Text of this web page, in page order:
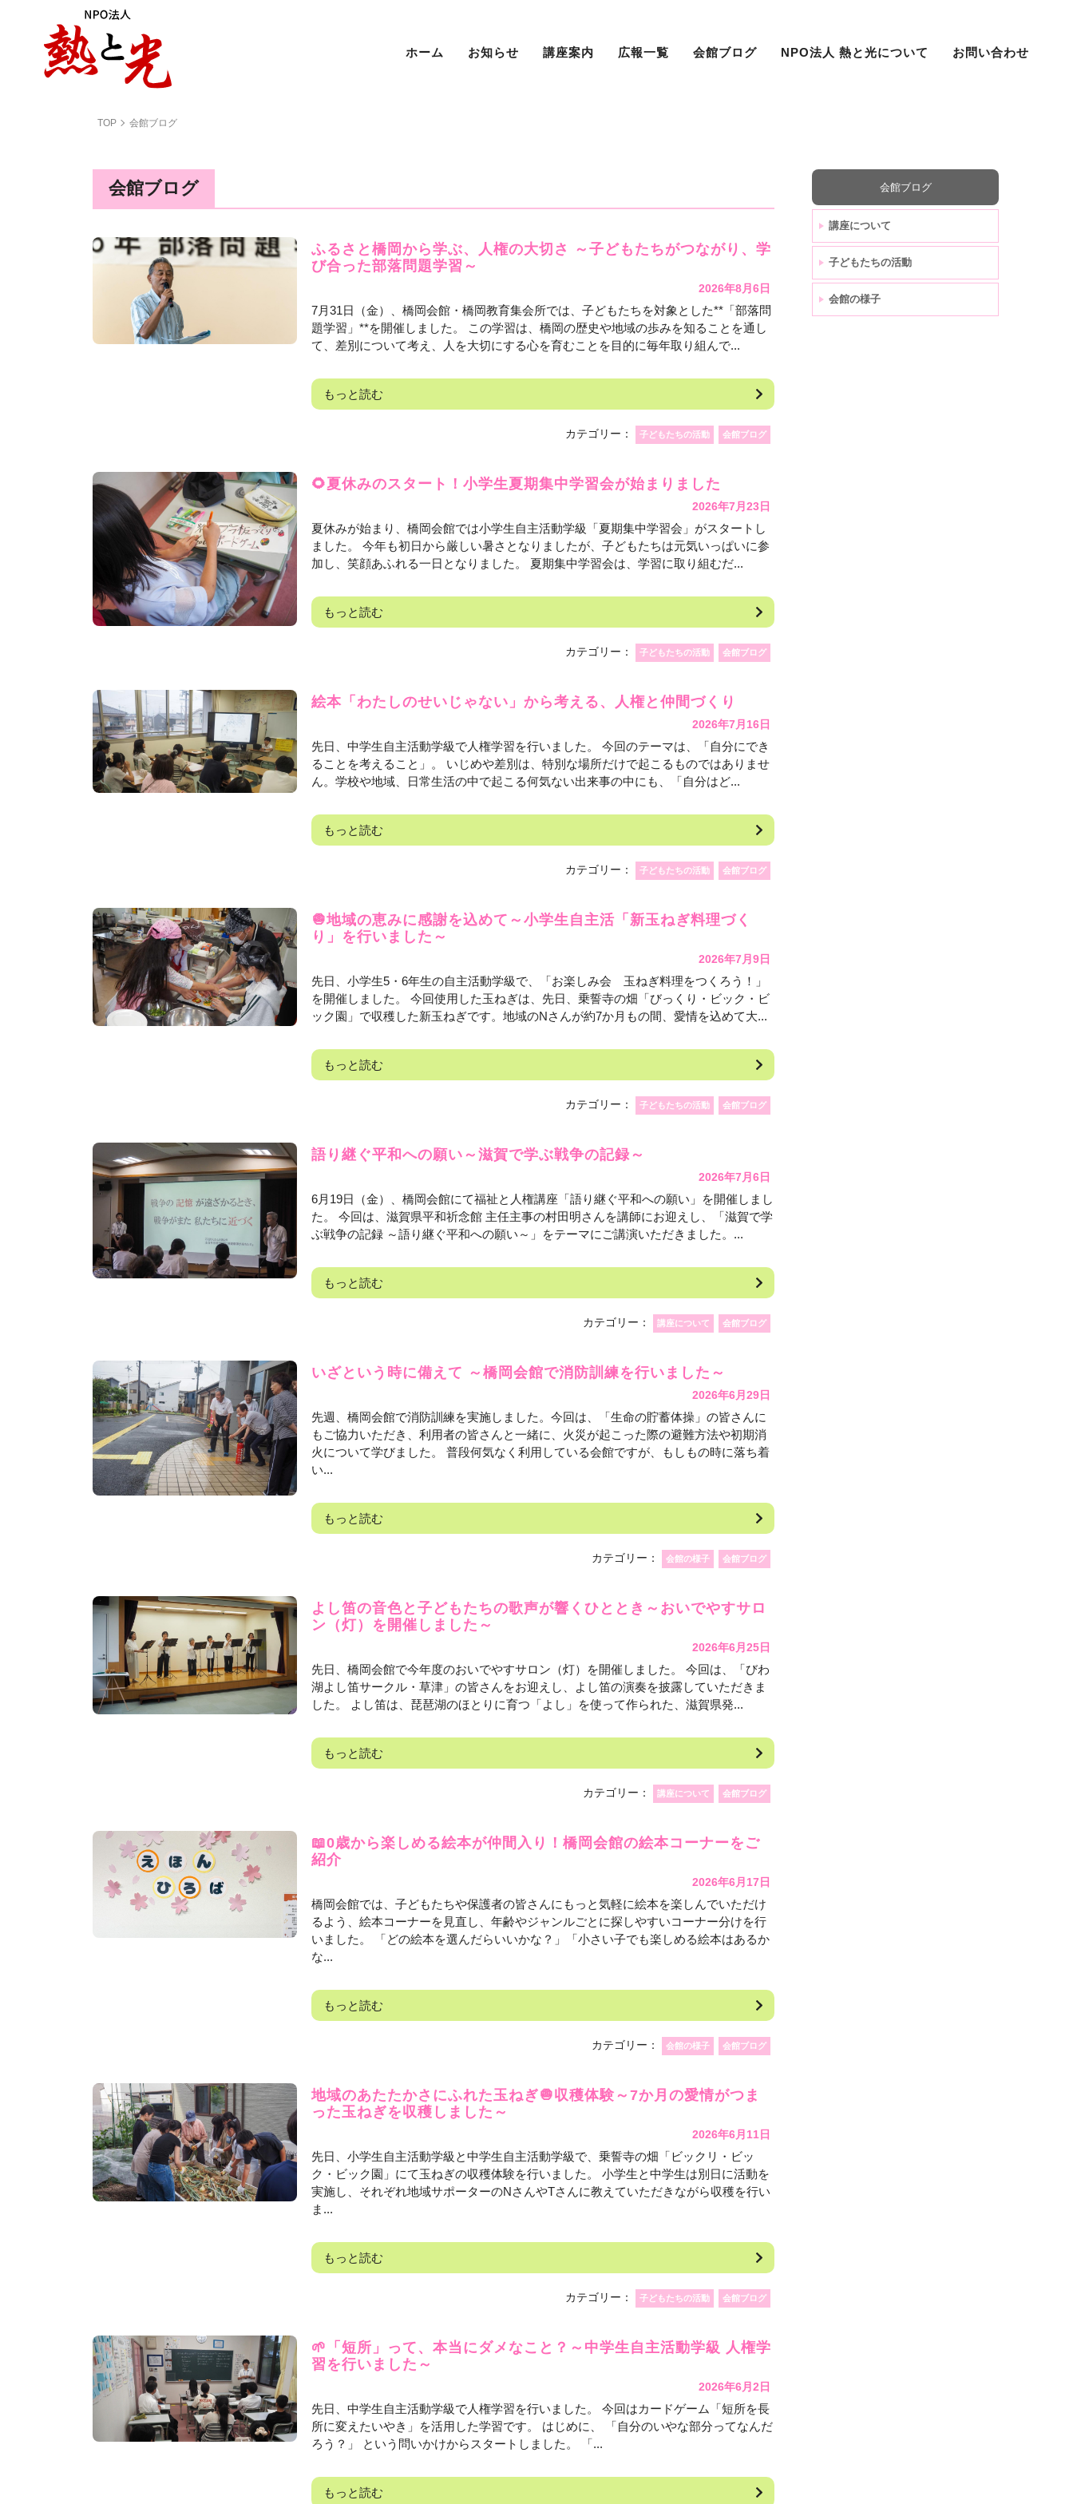
ホーム お知らせ 講座案内 広報一覧 会館ブログ NPO法人 熱と光について お問い合わせ
TOP 会館ブログ
会館ブログ
ふるさと橋岡から学ぶ、人権の大切さ ～子どもたちがつながり、学
び合った部落問題学習～
2026年8月6日
7月31日（金）、橋岡会館・橋岡教育集会所では、子どもたちを対象とした**「部落問
題学習」**を開催しました。 この学習は、橋岡の歴史や地域の歩みを知ることを通し
て、差別について考え、人を大切にする心を育むことを目的に毎年取り組んで...
もっと読む
カテゴリー： 子どもたちの活動 会館ブログ
🌻夏休みのスタート！小学生夏期集中学習会が始まりました
2026年7月23日
夏休みが始まり、橋岡会館では小学生自主活動学級「夏期集中学習会」がスタートし
ました。 今年も初日から厳しい暑さとなりましたが、子どもたちは元気いっぱいに参
加し、笑顔あふれる一日となりました。 夏期集中学習会は、学習に取り組むだ...
もっと読む
カテゴリー： 子どもたちの活動 会館ブログ
絵本「わたしのせいじゃない」から考える、人権と仲間づくり
2026年7月16日
先日、中学生自主活動学級で人権学習を行いました。 今回のテーマは、「自分にでき
ることを考えること」。 いじめや差別は、特別な場所だけで起こるものではありませ
ん。学校や地域、日常生活の中で起こる何気ない出来事の中にも、「自分はど...
もっと読む
カテゴリー： 子どもたちの活動 会館ブログ
🧅地域の恵みに感謝を込めて～小学生自主活「新玉ねぎ料理づく
り」を行いました～
2026年7月9日
先日、小学生5・6年生の自主活動学級で、「お楽しみ会 玉ねぎ料理をつくろう！」
を開催しました。 今回使用した玉ねぎは、先日、乗誓寺の畑「びっくり・ビック・ビ
ック園」で収穫した新玉ねぎです。地域のNさんが約7か月もの間、愛情を込めて大...
もっと読む
カテゴリー： 子どもたちの活動 会館ブログ
語り継ぐ平和への願い～滋賀で学ぶ戦争の記録～
2026年7月6日
6月19日（金）、橋岡会館にて福祉と人権講座「語り継ぐ平和への願い」を開催しまし
た。 今回は、滋賀県平和祈念館 主任主事の村田明さんを講師にお迎えし、「滋賀で学
ぶ戦争の記録 ～語り継ぐ平和への願い～」をテーマにご講演いただきました。...
もっと読む
カテゴリー： 講座について 会館ブログ
いざという時に備えて ～橋岡会館で消防訓練を行いました～
2026年6月29日
先週、橋岡会館で消防訓練を実施しました。今回は、「生命の貯蓄体操」の皆さんに
もご協力いただき、利用者の皆さんと一緒に、火災が起こった際の避難方法や初期消
火について学びました。 普段何気なく利用している会館ですが、もしもの時に落ち着
い...
もっと読む
カテゴリー： 会館の様子 会館ブログ
よし笛の音色と子どもたちの歌声が響くひととき～おいでやすサロ
ン（灯）を開催しました～
2026年6月25日
先日、橋岡会館で今年度のおいでやすサロン（灯）を開催しました。 今回は、「びわ
湖よし笛サークル・草津」の皆さんをお迎えし、よし笛の演奏を披露していただきま
した。 よし笛は、琵琶湖のほとりに育つ「よし」を使って作られた、滋賀県発...
もっと読む
カテゴリー： 講座について 会館ブログ
📖0歳から楽しめる絵本が仲間入り！橋岡会館の絵本コーナーをご
紹介
2026年6月17日
橋岡会館では、子どもたちや保護者の皆さんにもっと気軽に絵本を楽しんでいただけ
るよう、絵本コーナーを見直し、年齢やジャンルごとに探しやすいコーナー分けを行
いました。 「どの絵本を選んだらいいかな？」「小さい子でも楽しめる絵本はあるか
な...
もっと読む
カテゴリー： 会館の様子 会館ブログ
地域のあたたかさにふれた玉ねぎ🧅収穫体験～7か月の愛情がつま
った玉ねぎを収穫しました～
2026年6月11日
先日、小学生自主活動学級と中学生自主活動学級で、乗誓寺の畑「ビックリ・ビッ
ク・ビック園」にて玉ねぎの収穫体験を行いました。 小学生と中学生は別日に活動を
実施し、それぞれ地域サポーターのNさんやTさんに教えていただきながら収穫を行い
ま...
もっと読む
カテゴリー： 子どもたちの活動 会館ブログ
🌱「短所」って、本当にダメなこと？～中学生自主活動学級 人権学
習を行いました～
2026年6月2日
先日、中学生自主活動学級で人権学習を行いました。 今回はカードゲーム「短所を長
所に変えたいやき」を活用した学習です。 はじめに、 「自分のいやな部分ってなんだ
ろう？」 という問いかけからスタートしました。 「...
もっと読む
会館ブログ
講座について
子どもたちの活動
会館の様子